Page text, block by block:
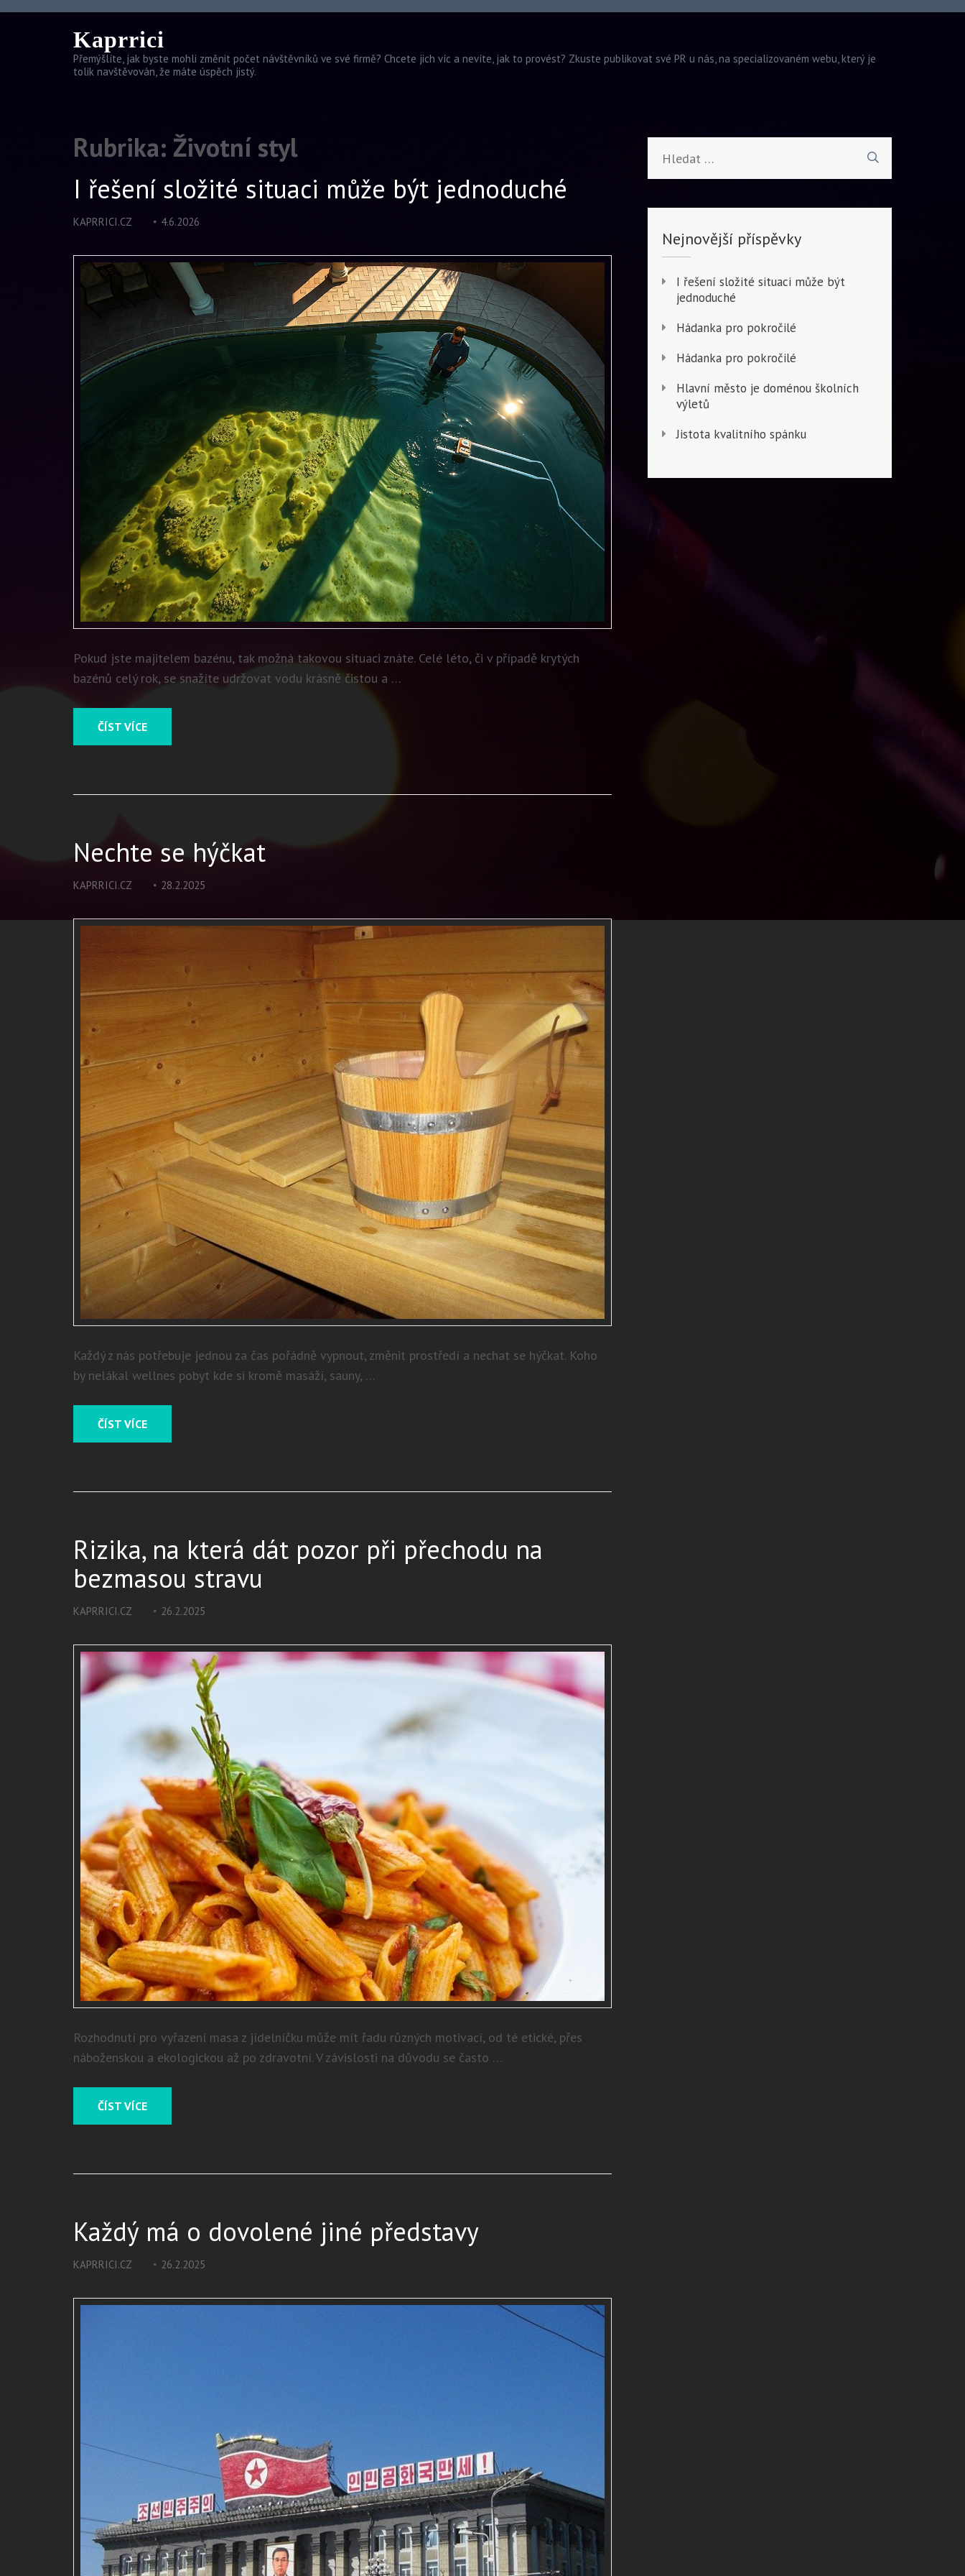
Kaprrici
Přemýšlíte, jak byste mohli změnit počet návštěvníků ve své firmě? Chcete jich víc a nevíte, jak to provést? Zkuste publikovat své PR u nás, na specializovaném webu, který je
tolik navštěvován, že máte úspěch jistý.
Rubrika: Životní styl
I řešení složité situaci může být jednoduché
KAPRRICI.CZ 4.6.2026
Pokud jste majitelem bazénu, tak možná takovou situaci znáte. Celé léto, či v případě krytých
bazénů celý rok, se snažíte udržovat vodu krásně čistou a …
ČÍST VÍCE
Nechte se hýčkat
KAPRRICI.CZ 28.2.2025
Každý z nás potřebuje jednou za čas pořádně vypnout, změnit prostředí a nechat se hýčkat. Koho
by nelákal wellnes pobyt kde si kromě masáží, sauny, …
ČÍST VÍCE
Rizika, na která dát pozor při přechodu na
bezmasou stravu
KAPRRICI.CZ 26.2.2025
Rozhodnutí pro vyřazení masa z jídelníčku může mít řadu různých motivací, od té etické, přes
náboženskou a ekologickou až po zdravotní. V závislosti na důvodu se často …
ČÍST VÍCE
Každý má o dovolené jiné představy
KAPRRICI.CZ 26.2.2025
Nejnovější příspěvky
I řešení složité situaci může být
jednoduché
Hádanka pro pokročilé
Hádanka pro pokročilé
Hlavní město je doménou školních
výletů
Jistota kvalitního spánku